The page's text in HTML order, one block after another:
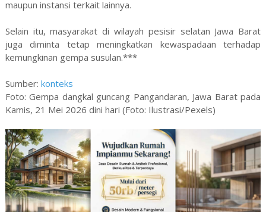
maupun instansi terkait lainnya.
Selain itu, masyarakat di wilayah pesisir selatan Jawa Barat
juga diminta tetap meningkatkan kewaspadaan terhadap
kemungkinan gempa susulan.***
Sumber: konteks
Foto: Gempa dangkal guncang Pangandaran, Jawa Barat pada
Kamis, 21 Mei 2026 dini hari (Foto: Ilustrasi/Pexels)